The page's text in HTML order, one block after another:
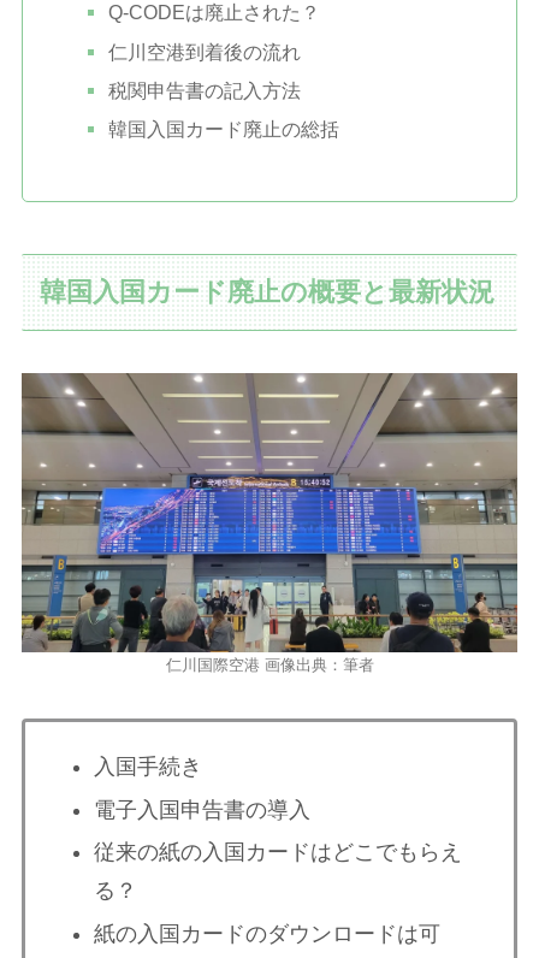
Q-CODEは廃止された？
仁川空港到着後の流れ
税関申告書の記入方法
韓国入国カード廃止の総括
韓国入国カード廃止の概要と最新状況
仁川国際空港 画像出典：筆者
入国手続き
電子入国申告書の導入
従来の紙の入国カードはどこでもらえ
る？
紙の入国カードのダウンロードは可